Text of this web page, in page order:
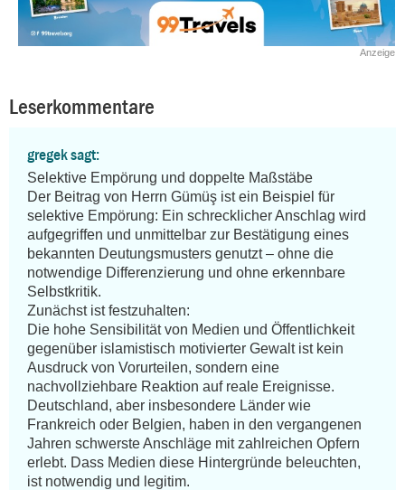
Anzeige
Leserkommentare
gregek sagt:
Selektive Empörung und doppelte Maßstäbe
Der Beitrag von Herrn Gümüş ist ein Beispiel für
selektive Empörung: Ein schrecklicher Anschlag wird
aufgegriffen und unmittelbar zur Bestätigung eines
bekannten Deutungsmusters genutzt – ohne die
notwendige Differenzierung und ohne erkennbare
Selbstkritik.
Zunächst ist festzuhalten:
Die hohe Sensibilität von Medien und Öffentlichkeit
gegenüber islamistisch motivierter Gewalt ist kein
Ausdruck von Vorurteilen, sondern eine
nachvollziehbare Reaktion auf reale Ereignisse.
Deutschland, aber insbesondere Länder wie
Frankreich oder Belgien, haben in den vergangenen
Jahren schwerste Anschläge mit zahlreichen Opfern
erlebt. Dass Medien diese Hintergründe beleuchten,
ist notwendig und legitim.